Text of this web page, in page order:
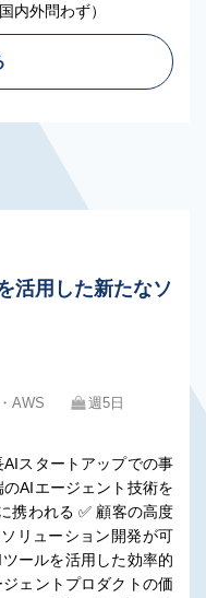
内外問わず）
活用した新たなソ
AWS
週5日
AIスタートアップでの事
AIエージェント技術を
携われる ✅ 顧客の高度
リューション開発が可
ールを活用した効率的
ェントプロダクトの価